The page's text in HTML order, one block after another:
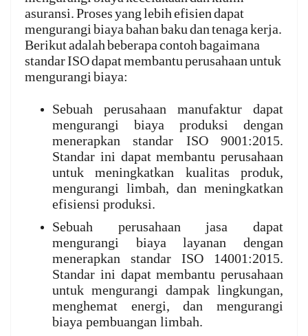
asuransi. Proses yang lebih efisien dapat
mengurangi biaya bahan baku dan tenaga kerja.
Berikut adalah beberapa contoh bagaimana
standar ISO dapat membantu perusahaan untuk
mengurangi biaya:
Sebuah perusahaan manufaktur dapat
mengurangi biaya produksi dengan
menerapkan standar ISO 9001:2015.
Standar ini dapat membantu perusahaan
untuk meningkatkan kualitas produk,
mengurangi limbah, dan meningkatkan
efisiensi produksi.
Sebuah perusahaan jasa dapat
mengurangi biaya layanan dengan
menerapkan standar ISO 14001:2015.
Standar ini dapat membantu perusahaan
untuk mengurangi dampak lingkungan,
menghemat energi, dan mengurangi
biaya pembuangan limbah.